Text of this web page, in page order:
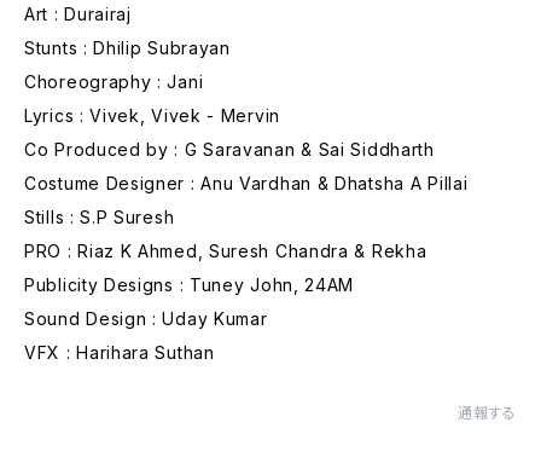
Art : Durairaj
Stunts : Dhilip Subrayan
Choreography : Jani
Lyrics : Vivek, Vivek - Mervin
Co Produced by : G Saravanan & Sai Siddharth
Costume Designer : Anu Vardhan & Dhatsha A Pillai
Stills : S.P Suresh
PRO : Riaz K Ahmed, Suresh Chandra & Rekha
Publicity Designs : Tuney John, 24AM
Sound Design : Uday Kumar
VFX : Harihara Suthan
通報する